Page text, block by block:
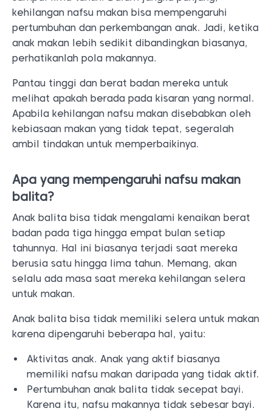
kehilangan nafsu makan bisa mempengaruhi
pertumbuhan dan perkembangan anak. Jadi, ketika
anak makan lebih sedikit dibandingkan biasanya,
perhatikanlah pola makannya.
Pantau tinggi dan berat badan mereka untuk
melihat apakah berada pada kisaran yang normal.
Apabila kehilangan nafsu makan disebabkan oleh
kebiasaan makan yang tidak tepat, segeralah
ambil tindakan untuk memperbaikinya.
Apa yang mempengaruhi nafsu makan
balita?
Anak balita bisa tidak mengalami kenaikan berat
badan pada tiga hingga empat bulan setiap
tahunnya. Hal ini biasanya terjadi saat mereka
berusia satu hingga lima tahun. Memang, akan
selalu ada masa saat mereka kehilangan selera
untuk makan.
Anak balita bisa tidak memiliki selera untuk makan
karena dipengaruhi beberapa hal, yaitu:
Aktivitas anak. Anak yang aktif biasanya
memiliki nafsu makan daripada yang tidak aktif.
Pertumbuhan anak balita tidak secepat bayi.
Karena itu, nafsu makannya tidak sebesar bayi.